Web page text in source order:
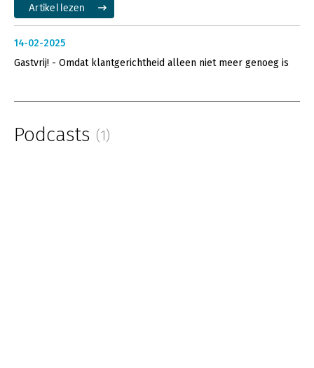
Artikel lezen
14-02-2025
Gastvrij! - Omdat klantgerichtheid alleen niet meer genoeg is
Podcasts (1)